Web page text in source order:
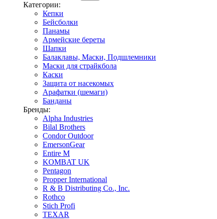
Категории:
Кепки
Бейсболки
Панамы
Армейские береты
Шапки
Балаклавы, Маски, Подшлемники
Маски для страйкбола
Каски
Защита от насекомых
Арафатки (шемаги)
Банданы
Бренды:
Alpha Industries
Bilal Brothers
Condor Outdoor
EmersonGear
Entire M
KOMBAT UK
Pentagon
Propper International
R & B Distributing Co., Inc.
Rothco
Stich Profi
TEXAR